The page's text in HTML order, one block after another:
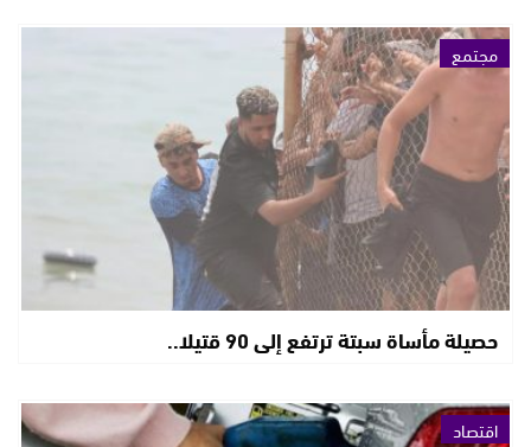
مجتمع
حصيلة مأساة سبتة ترتفع إلى 90 قتيلا..
اقتصاد